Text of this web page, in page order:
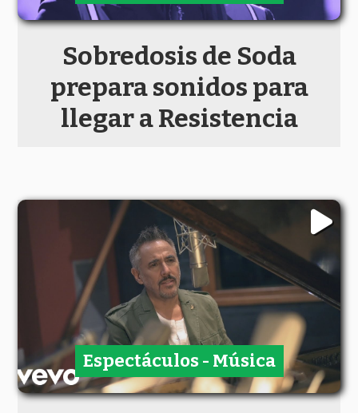
Sobredosis de Soda
prepara sonidos para
llegar a Resistencia
Espectáculos - Música